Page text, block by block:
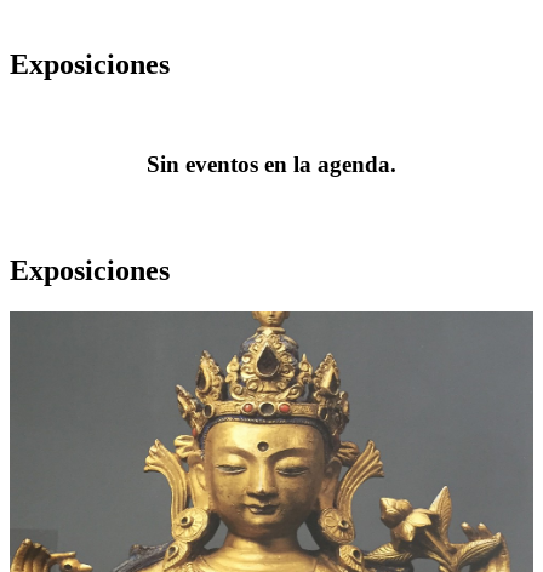
Exposiciones
Sin eventos en la agenda.
Exposiciones